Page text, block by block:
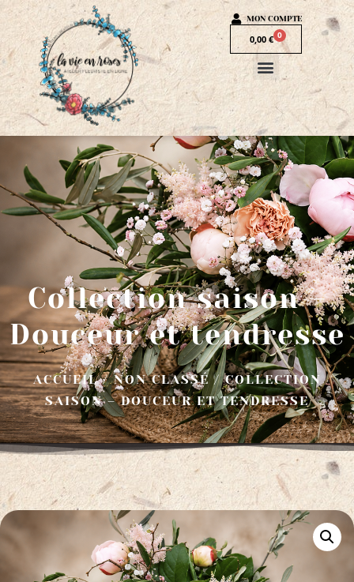
MON COMPTE
0,00 € 0
Collection saison –
Douceur et tendresse
ACCUEIL/NON CLASSÉ/ COLLECTION
SAISON – DOUCEUR ET TENDRESSE